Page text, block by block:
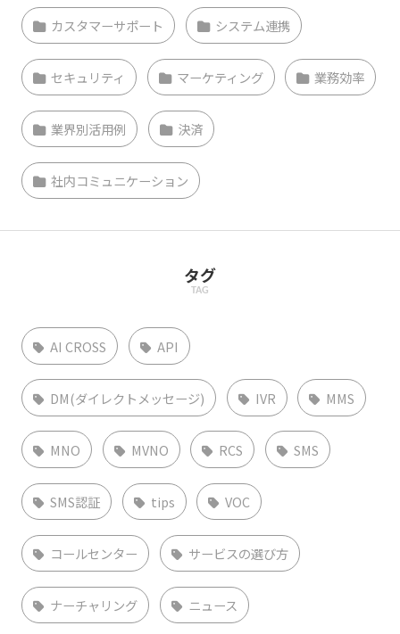
カスタマーサポート システム連携
セキュリティ マーケティング 業務効率
業界別活用例 決済
社内コミュニケーション
タグ
TAG
AI CROSS API
DM(ダイレクトメッセージ) IVR MMS
MNO MVNO RCS SMS
SMS認証 tips VOC
コールセンター サービスの選び方
ナーチャリング ニュース